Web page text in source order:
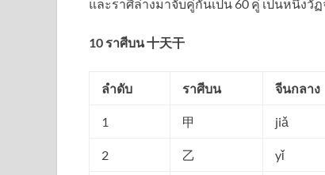
และราศีล่างมาจับคู่กันเป็น 60 คู่ เป็นหนึ่งวั
10 ราศีบน 十天干
ลำดับ ราศีบน จีนกลาง
1 甲 jiǎ
2 乙 yǐ